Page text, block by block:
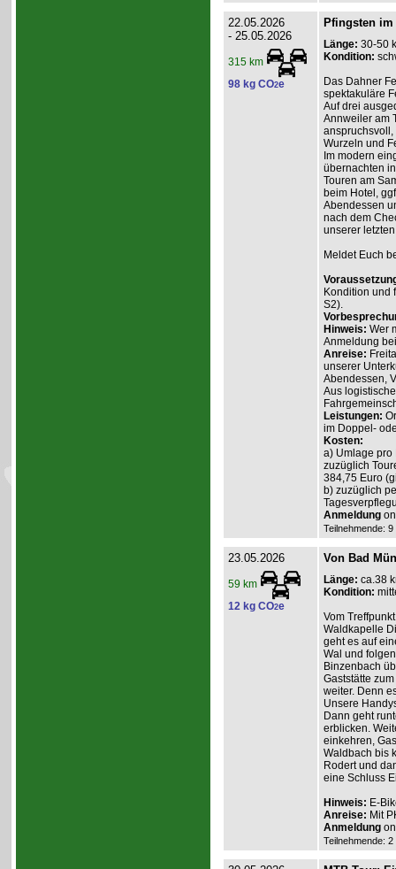
22.05.2026
- 25.05.2026
315 km
98 kg CO2e
Pfingsten im
Länge: 30-50
Kondition:
Das Dahner
spektakuläre
Auf drei
Annweiler am
Wurzeln und
Im modern
übernachten
Touren am
beim Hotel,
Abendessen
nach dem
unserer
Meldet Euch
Kondition und
S2).
Hinweis: Wer
Anmeldung
Anreise:
unserer
Abendessen,
Aus
Leistungen:
im Doppel-
Kosten:
a) Umlage pro
zuzüglich
384,75 Euro
b) zuzüglich
Anmeldung
Teilnehmende:
23.05.2026
59 km
12 kg CO2e
Von Bad
Länge: ca.38
Kondition:
Vom
Waldkapelle
geht es auf
Wal und
Binzenbach
Gaststätte
weiter. Denn
Unsere
Dann geht
erblicken.
einkehren,
Waldbach bis
Rodert und
eine Schluss
Hinweis: E-
Anreise: Mit
Anmeldung
Teilnehmende: